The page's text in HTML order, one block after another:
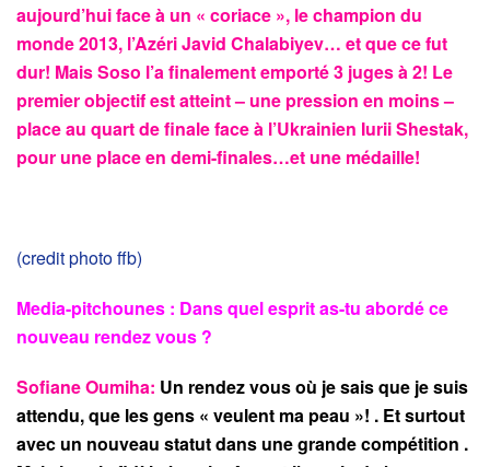
aujourd’hui face à un « coriace », le champion du
monde 2013, l’Azéri Javid Chalabiyev… et que ce fut
dur! Mais Soso l’a finalement emporté 3 juges à 2! Le
premier objectif est atteint – une pression en moins –
place au quart de finale face à l’Ukrainien Iurii Shestak,
pour une place en demi-finales…et une médaille!
(credit photo ffb)
Media-pitchounes : Dans quel esprit as-tu abordé ce
nouveau rendez vous ?
Sofiane Oumiha: Un rendez vous où je sais que je suis
attendu, que les gens « veulent ma peau »! . Et surtout
avec un nouveau statut dans une grande compétition .